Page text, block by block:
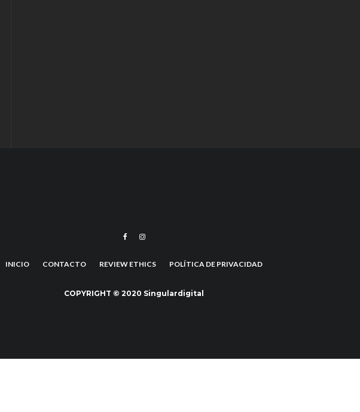
INICIO CONTACTO REVIEW ETHICS POLÍTICA DE PRIVACIDAD
COPYRIGHT © 2020 Singulardigital